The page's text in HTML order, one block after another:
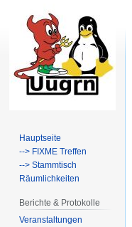
Hauptseite
--> FIXME Treffen
--> Stammtisch
Räumlichkeiten
Berichte & Protokolle
Veranstaltungen